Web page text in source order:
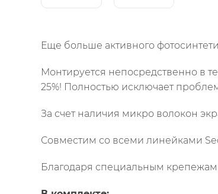
Еще больше активного
Монтируется непосредственно в
25%! Полностью исключает
За счет наличия микро волокон
Совместим со всеми линейками
Благодаря специальным крепежам